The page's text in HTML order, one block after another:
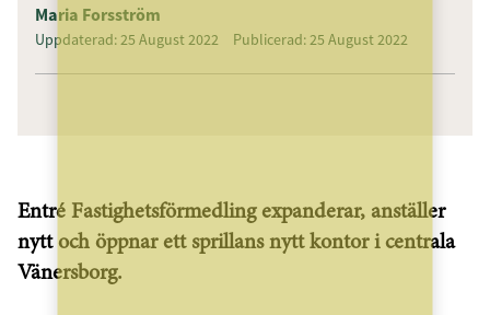
Maria Forsström
Uppdaterad: 25 August 2022 Publicerad: 25 August 2022
Entré Fastighetsförmedling expanderar, anställer
nytt och öppnar ett sprillans nytt kontor i centrala
Vänersborg.